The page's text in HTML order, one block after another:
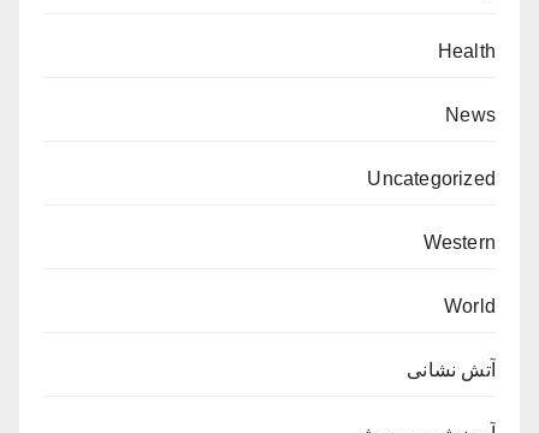
Health
News
Uncategorized
Western
World
آتش نشانی